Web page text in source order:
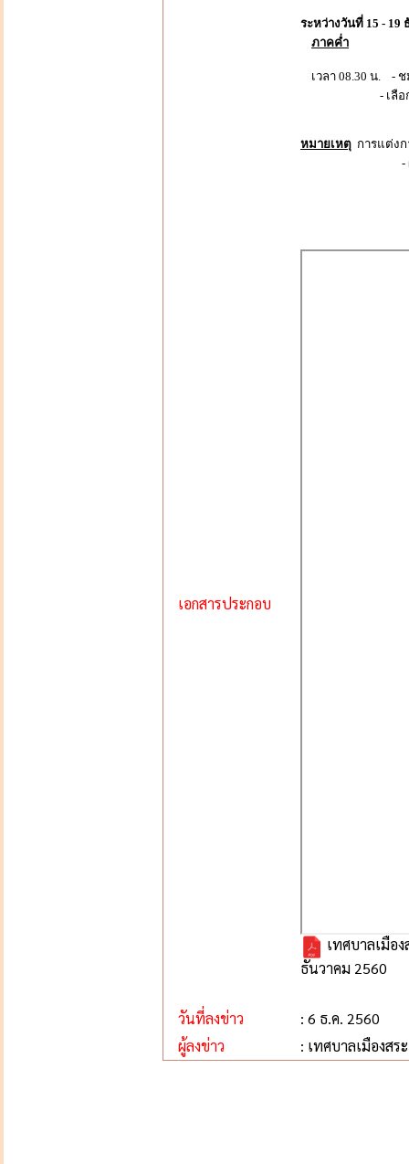
ระหว่างวันที่ 15 - 19
ภาคค่ำ
เวลา 08.30 น. -
- เลือกซื้อสินค้า
หมายเหตุ การแต่ง
- ผู้ร่วมพิธีแ
เอกสารประกอบ
เทศบาลเมือ
ธันวาคม 2560
วันที่ลงข่าว
: 6 ธ.ค. 2560
ผู้ลงข่าว
: เทศบาลเมืองสร